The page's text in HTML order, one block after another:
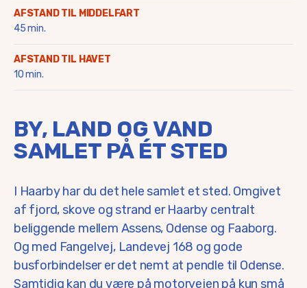
AFSTAND TIL MIDDELFART
45 min.
AFSTAND TIL HAVET
10 min.
BY, LAND OG VAND
SAMLET PÅ ÉT STED
I Haarby har du det hele samlet et sted. Omgivet
af fjord, skove og strand er Haarby centralt
beliggende mellem Assens, Odense og Faaborg.
Og med Fangelvej, Landevej 168 og gode
busforbindelser er det nemt at pendle til Odense.
Samtidig kan du være på motorvejen på kun små